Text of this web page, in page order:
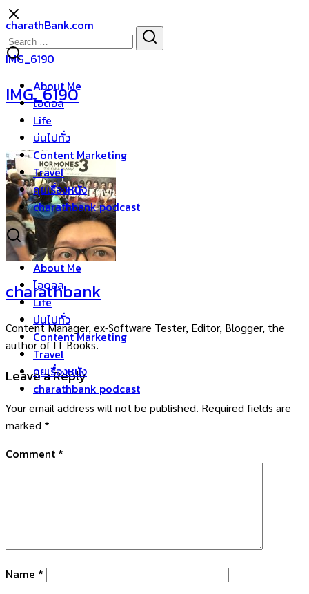
Skip
to
content
charathBank.com
About Me
ไอดอล
Life
บ่นไปทั่ว
Content Marketing
Travel
คุยเรื่องหนัง
charathbank podcast
About Me
ไอดอล
Life
บ่นไปทั่ว
Content Marketing
Travel
คุยเรื่องหนัง
charathbank podcast
Search
for:
IMG_6190
IMG_6190
charathbank
Content Manager, ex-Software Tester, Editor, Blogger, the
author of IT Books.
Leave a Reply
Your email address will not be published. Required fields are
marked *
Comment *
Name *